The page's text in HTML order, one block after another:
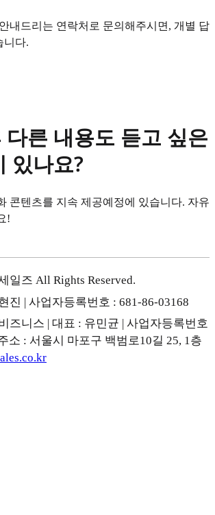
내드리는 연락처로 문의해주시면, 개별 답
니다.
다른 내용도 듣고 싶은
있나요?
콘텐츠를 지속 제공예정에 있습니다. 자유
!
일즈 All Rights Reserved.
진 | 사업자등록번호 : 681-86-03168
즈니스 | 대표 : 유민균 | 사업자등록번호
소 : 서울시 마포구 백범로10길 25, 1층